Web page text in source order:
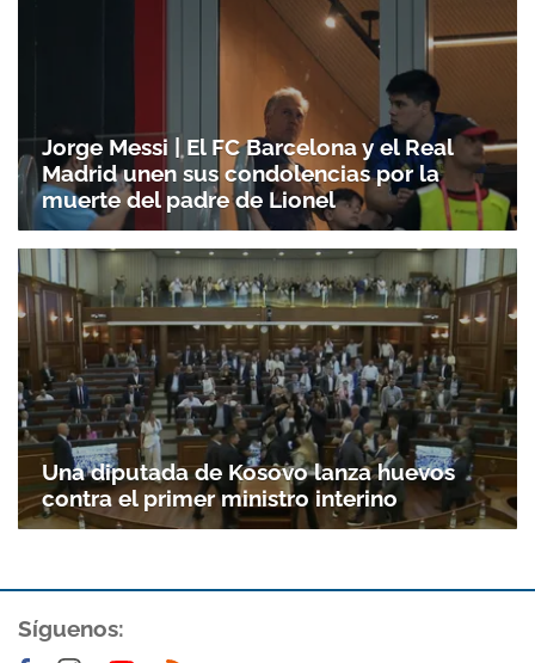
Jorge Messi | El FC Barcelona y el Real
Madrid unen sus condolencias por la
muerte del padre de Lionel
Una diputada de Kosovo lanza huevos
contra el primer ministro interino
Síguenos: